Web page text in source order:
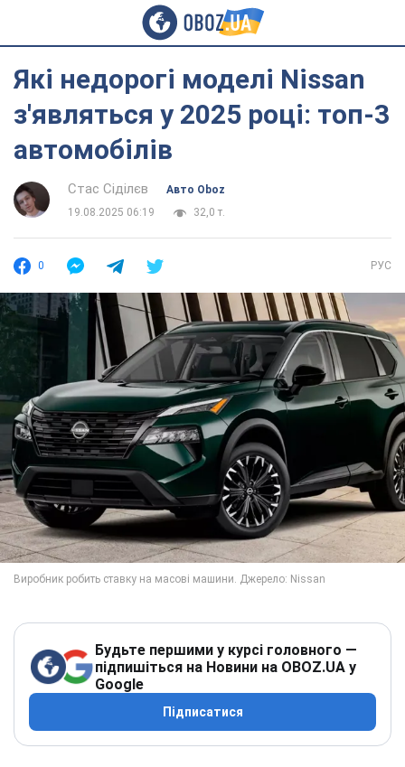
Які недорогі моделі Nissan
з'являться у 2025 році: топ-3
автомобілів
Стас Сіділєв
Авто Oboz
19.08.2025 06:19
32,0 т.
0 РУС
Будьте першими у курсі головного —
підпишіться на Новини на OBOZ.UA у
Google
Підписатися